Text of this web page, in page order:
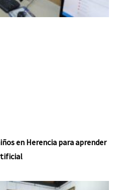
en Herencia para aprender